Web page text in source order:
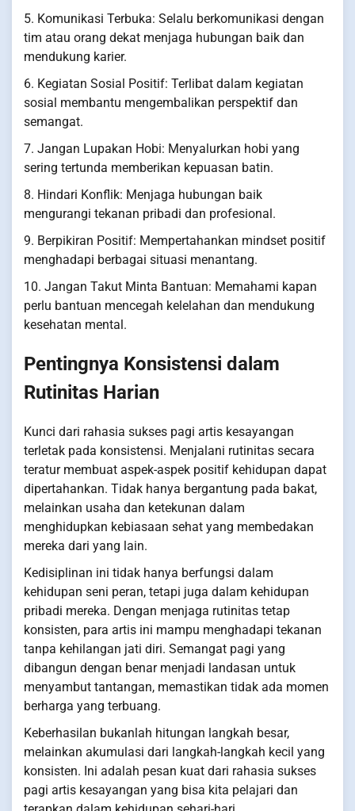
5. Komunikasi Terbuka: Selalu berkomunikasi dengan
tim atau orang dekat menjaga hubungan baik dan
mendukung karier.
6. Kegiatan Sosial Positif: Terlibat dalam kegiatan
sosial membantu mengembalikan perspektif dan
semangat.
7. Jangan Lupakan Hobi: Menyalurkan hobi yang
sering tertunda memberikan kepuasan batin.
8. Hindari Konflik: Menjaga hubungan baik
mengurangi tekanan pribadi dan profesional.
9. Berpikiran Positif: Mempertahankan mindset positif
menghadapi berbagai situasi menantang.
10. Jangan Takut Minta Bantuan: Memahami kapan
perlu bantuan mencegah kelelahan dan mendukung
kesehatan mental.
Pentingnya Konsistensi dalam
Rutinitas Harian
Kunci dari rahasia sukses pagi artis kesayangan
terletak pada konsistensi. Menjalani rutinitas secara
teratur membuat aspek-aspek positif kehidupan dapat
dipertahankan. Tidak hanya bergantung pada bakat,
melainkan usaha dan ketekunan dalam
menghidupkan kebiasaan sehat yang membedakan
mereka dari yang lain.
Kedisiplinan ini tidak hanya berfungsi dalam
kehidupan seni peran, tetapi juga dalam kehidupan
pribadi mereka. Dengan menjaga rutinitas tetap
konsisten, para artis ini mampu menghadapi tekanan
tanpa kehilangan jati diri. Semangat pagi yang
dibangun dengan benar menjadi landasan untuk
menyambut tantangan, memastikan tidak ada momen
berharga yang terbuang.
Keberhasilan bukanlah hitungan langkah besar,
melainkan akumulasi dari langkah-langkah kecil yang
konsisten. Ini adalah pesan kuat dari rahasia sukses
pagi artis kesayangan yang bisa kita pelajari dan